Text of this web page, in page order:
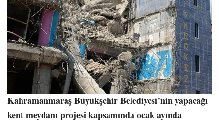
Kahramanmaraş Büyükşehir Belediyesi’nin yapacağı
kent meydanı projesi kapsamında ocak ayında